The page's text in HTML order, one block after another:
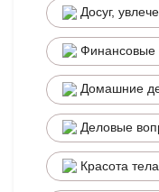
Досуг,
Финансовые
Домашние
Деловые
Красота тела